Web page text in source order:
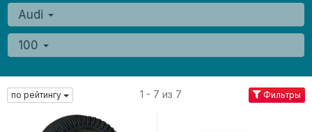
Audi
100
по рейтингу 1 - 7 из 7 Фильтры